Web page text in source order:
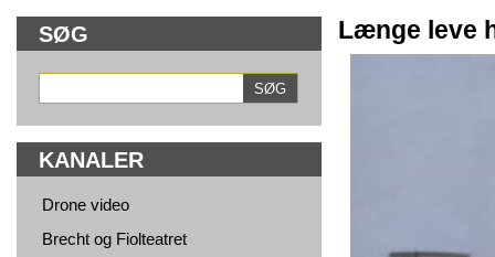
SØG
KANALER
Drone video
Brecht og Fiolteatret
Længe leve